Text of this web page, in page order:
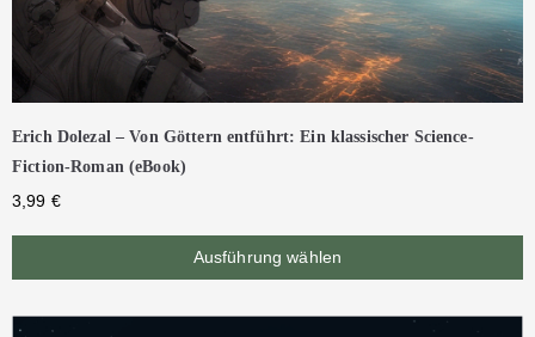
Erich Dolezal – Von Göttern entführt: Ein klassischer Science-
Fiction-Roman (eBook)
3,99 €
Ausführung wählen